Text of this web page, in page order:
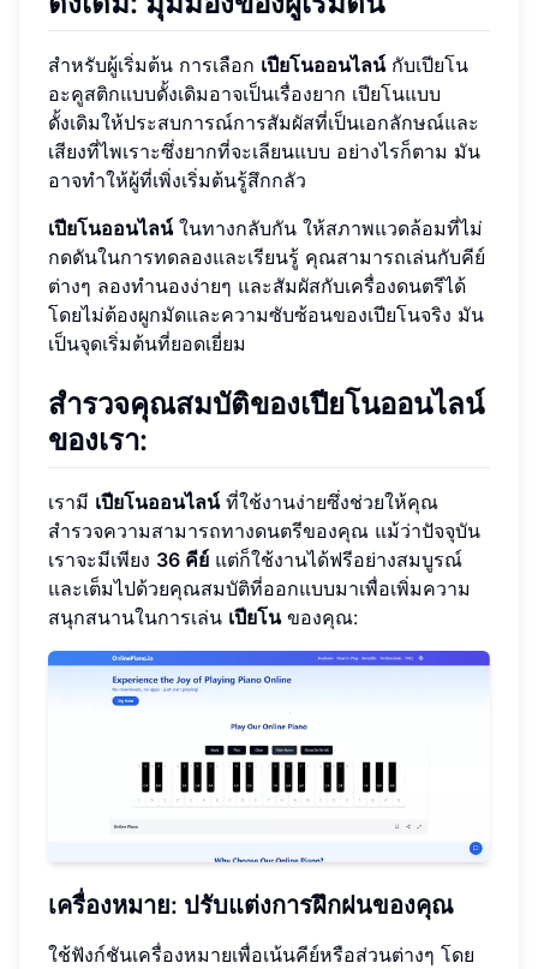
สำหรับผู้เริ่มต้น การเลือก เปียโนออนไลน์กับเปียโน
อะคูสติกแบบดั้งเดิมอาจเป็นเรื่องยาก เปียโนแบบ
ดั้งเดิมให้ประสบการณ์การสัมผัสที่เป็นเอกลักษณ์และ
เสียงที่ไพเราะซึ่งยากที่จะเลียนแบบ อย่างไรก็ตาม มัน
อาจทำให้ผู้ที่เพิ่งเริ่มต้นรู้สึกกลัว
เปียโนออนไลน์ในทางกลับกัน ให้สภาพแวดล้อมที่ไม่
กดดันในการทดลองและเรียนรู้ คุณสามารถเล่นกับคีย์
ต่างๆ ลองทำนองง่ายๆ และสัมผัสกับเครื่องดนตรีได้
โดยไม่ต้องผูกมัดและความซับซ้อนของเปียโนจริง มัน
เป็นจุดเริ่มต้นที่ยอดเยี่ยม
สำรวจคุณสมบัติของเปียโนออนไลน์
ของเรา:
เรามี เปียโนออนไลน์ที่ใช้งานง่ายซึ่งช่วยให้คุณ
สำรวจความสามารถทางดนตรีของคุณ แม้ว่าปัจจุบัน
เราจะมีเพียง 36 คีย์ แต่ก็ใช้งานได้ฟรีอย่างสมบูรณ์
และเต็มไปด้วยคุณสมบัติที่ออกแบบมาเพื่อเพิ่มความ
สนุกสนานในการเล่น เปียโนของคุณ:
เครื่องหมาย: ปรับแต่งการฝึกฝนของคุณ
ใช้ฟังก์ชันเครื่องหมายเพื่อเน้นคีย์หรือส่วนต่างๆ โดย